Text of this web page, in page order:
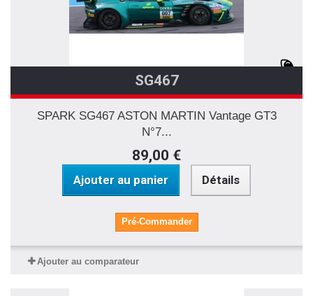
SG467
SPARK SG467 ASTON MARTIN Vantage GT3
N°7...
89,00 €
Ajouter au panier Détails
Pré-Commander
Ajouter au comparateur